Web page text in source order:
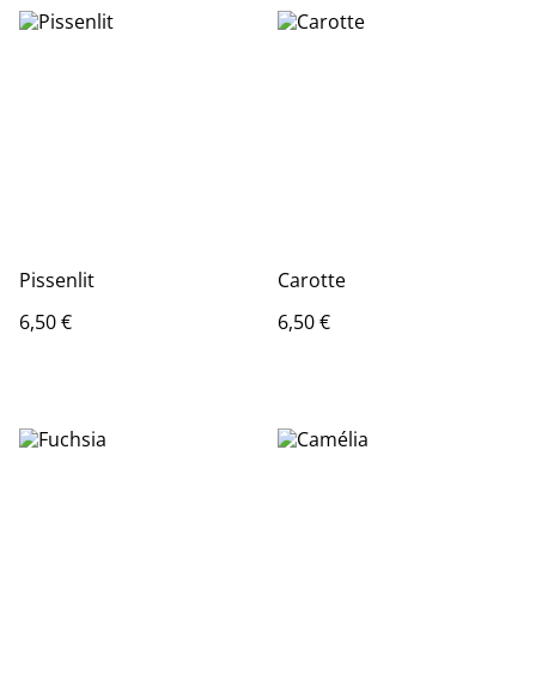
Pissenlit
6,50 €
Carotte
6,50 €